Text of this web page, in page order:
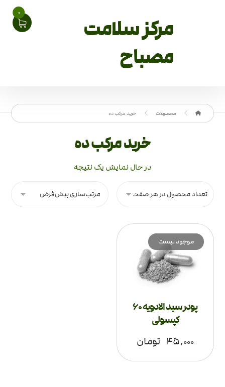
مرکز سلامت
مصباح
0
محصولات خرید مرکب ده
خرید مرکب ده
در حال نمایش یک نتیجه
پودر سید الادویه 60
کپسولی
۴۵,۰۰۰ تومان
موجود نیست